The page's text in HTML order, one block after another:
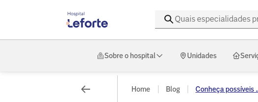
Sobre o hospital Unidades
Home Blog Conheça possíveis